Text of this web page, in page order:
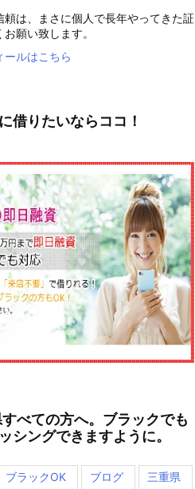
頼は、まさに個人で長年やってきた証
願い致します。
ールはこちら
借りたいならココ！
べての方へ。ブラックでも
シングできますように。
ブラックOK ブログ 三重県